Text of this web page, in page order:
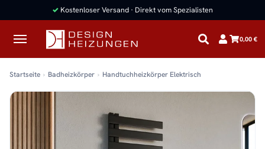
✓ Kostenloser Versand · Direkt vom Spezialisten
0,00 €
Startseite Badheizkörper Handtuchheizkörper Elektrisch